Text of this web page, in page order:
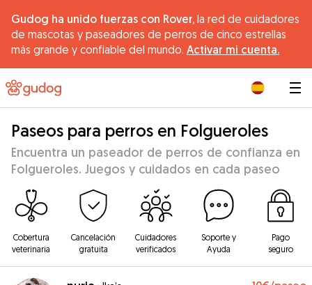
Gudog ha unido fuerzas con Rover, la red de cuidadores
de mascotas y paseadores de perros de cinco estrellas
más grande y confiable del mundo. Activar mi cuenta.
Paseos para perros en Folgueroles
Encuentra un paseador de perros de confianza en
Folgueroles. Juegos y cuidados en cada paseo
Cobertura
veterinaria
Cancelación
gratuita
Cuidadores
verificados
Soporte y
Ayuda
Pago
seguro